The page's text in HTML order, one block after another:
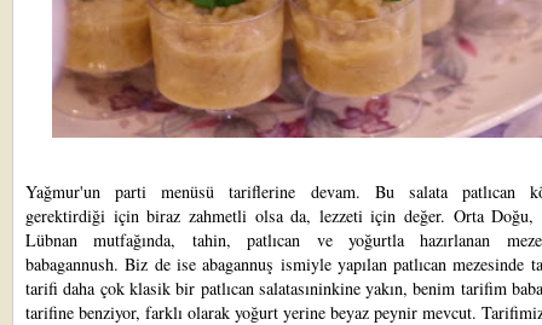
Yağmur'un parti menüsü tariflerine devam. Bu salata patlıcan
gerektirdiği için biraz zahmetli olsa da, lezzeti için değer. Orta Doğu,
Lübnan mutfağında, tahin, patlıcan ve yoğurtla hazırlanan
babagannush. Biz de ise abagannuş ismiyle yapılan patlıcan mezesinde
tarifi daha çok klasik bir patlıcan salatasıninkine yakın, benim tarifim
tarifine benziyor, farklı olarak yoğurt yerine beyaz peynir mevcut.